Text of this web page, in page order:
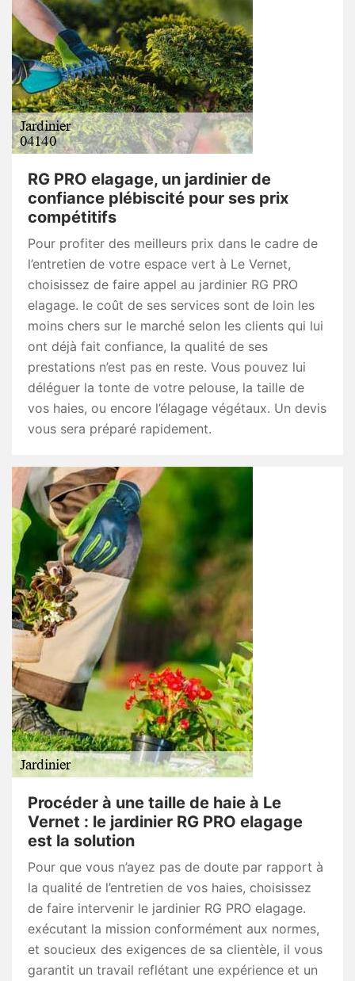
RG PRO elagage, un jardinier de
confiance plébiscité pour ses prix
compétitifs
Pour profiter des meilleurs prix dans le cadre de
l’entretien de votre espace vert à Le Vernet,
choisissez de faire appel au jardinier RG PRO
elagage. le coût de ses services sont de loin les
moins chers sur le marché selon les clients qui lui
ont déjà fait confiance, la qualité de ses
prestations n’est pas en reste. Vous pouvez lui
déléguer la tonte de votre pelouse, la taille de
vos haies, ou encore l’élagage végétaux. Un devis
vous sera préparé rapidement.
Procéder à une taille de haie à Le
Vernet : le jardinier RG PRO elagage
est la solution
Pour que vous n’ayez pas de doute par rapport à
la qualité de l’entretien de vos haies, choisissez
de faire intervenir le jardinier RG PRO elagage.
exécutant la mission conformément aux normes,
et soucieux des exigences de sa clientèle, il vous
garantit un travail reflétant une expérience et un